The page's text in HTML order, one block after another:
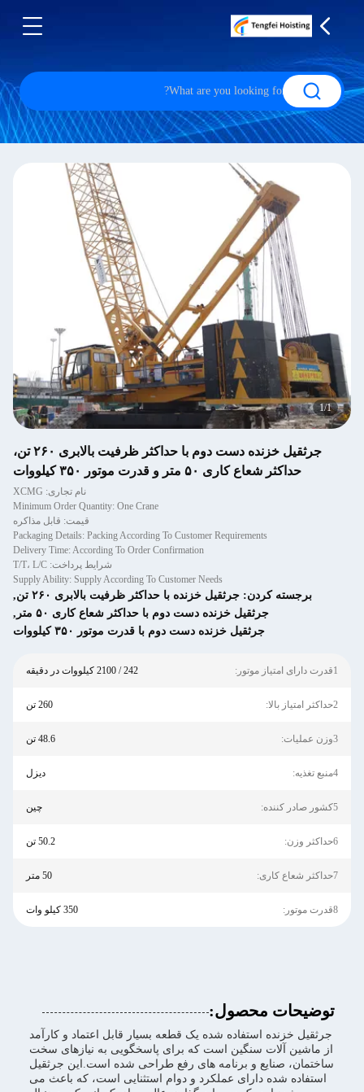
1/1
جرثقیل خزنده دست دوم با حداکثر ظرفیت بالابری ۲۶۰ تن،
حداکثر شعاع کاری ۵۰ متر و قدرت موتور ۳۵۰ کیلووات
نام تجاری: XCMG
Minimum Order Quantity: One Crane
قیمت: قابل مذاکره
Packaging Details: Packing According To Customer Requirements
Delivery Time: According To Order Confirmation
شرایط پرداخت: T/T، L/C
Supply Ability: Supply According To Customer Needs
برجسته کردن: جرثقیل خزنده با حداکثر ظرفیت بالابری ۲۶۰ تن
,
جرثقیل خزنده دست دوم با حداکثر شعاع کاری ۵۰ متر
,
جرثقیل خزنده دست دوم با قدرت موتور ۳۵۰ کیلووات
1قدرت دارای امتیاز موتور: 242 / 2100 کیلووات در دقیقه
2حداکثر امتیاز بالا: 260 تن
3وزن عملیات: 48.6 تن
4منبع تغذیه: دیزل
5کشور صادر کننده: چین
6حداکثر وزن: 50.2 تن
7حداکثر شعاع کاری: 50 متر
8قدرت موتور: 350 کیلو وات
توضیحات محصول:
جرثقیل خزنده استفاده شده یک قطعه بسیار قابل اعتماد و کارآمد
از ماشین آلات سنگین است که برای پاسخگویی به نیازهای سخت
ساختمان، صنایع و برنامه های رفع طراحی شده است.این جرثقیل
استفاده شده دارای عملکرد و دوام استثنایی است، که باعث می